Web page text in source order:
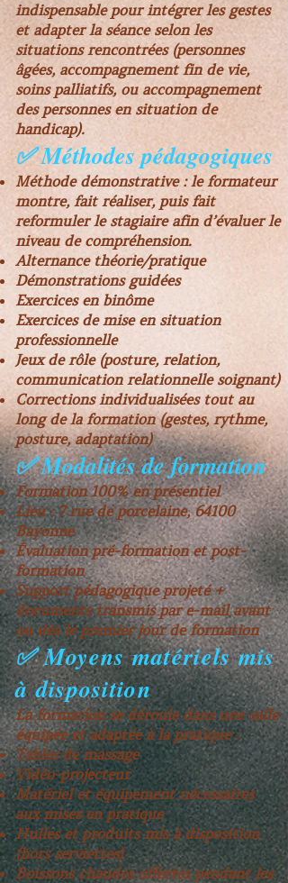
indispensable pour intégrer les gestes
et adapter la séance selon les
situations rencontrées (personnes
âgées, accompagnement fin de vie,
soins palliatifs, ou accompagnement
des personnes en situation de
handicap).
✅ Méthodes pédagogiques
Méthode démonstrative : le formateur
montre, fait réaliser, puis fait
reformuler le stagiaire afin d’évaluer le
niveau de compréhension.
Alternance théorie/pratique
Démonstrations guidées
Exercices en binôme
Exercices de mise en situation
professionnelle
Jeux de rôle (posture, relation,
communication relationnelle soignant)
Corrections individualisées tout au
long de la formation (gestes, rythme,
posture, adaptation)
✅ Modalités de formation
Formation 100% en présentiel
Lieu : 7 rue de porcelaine, 64100
Bayonne
Évaluation pré-formation et post-
formation
Support pédagogique projeté +
documents transmis par e-mail avant
ou dès le premier jour de formation
✅ Moyens matériels mis
à disposition
La formation se déroule dans une salle
équipée et adaptée à la pratique :
Tables de massage
Vidéo-projecteur
Matériel et équipement nécessaires
aux mises en pratique
Huiles et produits mis à disposition
(hors serviettes)
Boissons chaudes offertes pendant les